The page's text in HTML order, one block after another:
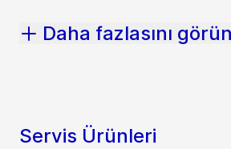
Daha fazlasını görün
Servis Ürünleri